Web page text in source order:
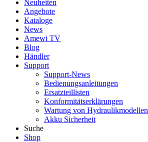
Neuheiten
Angebote
Kataloge
News
Amewi TV
Blog
Händler
Support
Support-News
Bedienungsanleitungen
Ersatzteillisten
Konformitätserklärungen
Wartung von Hydraulikmodellen
Akku Sicherheit
Suche
Shop